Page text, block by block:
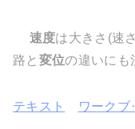
速度は大きさ(速
路と 変位の違いにも
テキスト ワークブ